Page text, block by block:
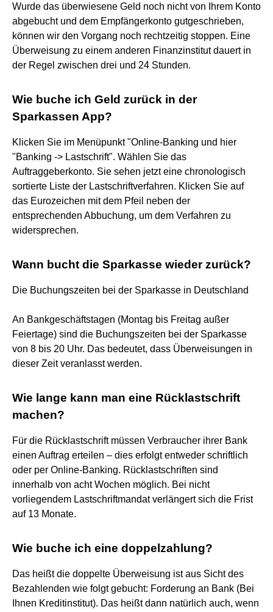
Wurde das überwiesene Geld noch nicht von Ihrem Konto
abgebucht und dem Empfängerkonto gutgeschrieben,
können wir den Vorgang noch rechtzeitig stoppen. Eine
Überweisung zu einem anderen Finanzinstitut dauert in
der Regel zwischen drei und 24 Stunden.
Wie buche ich Geld zurück in der
Sparkassen App?
Klicken Sie im Menüpunkt "Online-Banking und hier
"Banking -> Lastschrift". Wählen Sie das
Auftraggeberkonto. Sie sehen jetzt eine chronologisch
sortierte Liste der Lastschriftverfahren. Klicken Sie auf
das Eurozeichen mit dem Pfeil neben der
entsprechenden Abbuchung, um dem Verfahren zu
widersprechen.
Wann bucht die Sparkasse wieder zurück?
Die Buchungszeiten bei der Sparkasse in Deutschland
An Bankgeschäftstagen (Montag bis Freitag außer
Feiertage) sind die Buchungszeiten bei der Sparkasse
von 8 bis 20 Uhr. Das bedeutet, dass Überweisungen in
dieser Zeit veranlasst werden.
Wie lange kann man eine Rücklastschrift
machen?
Für die Rücklastschrift müssen Verbraucher ihrer Bank
einen Auftrag erteilen – dies erfolgt entweder schriftlich
oder per Online-Banking. Rücklastschriften sind
innerhalb von acht Wochen möglich. Bei nicht
vorliegendem Lastschriftmandat verlängert sich die Frist
auf 13 Monate.
Wie buche ich eine doppelzahlung?
Das heißt die doppelte Überweisung ist aus Sicht des
Bezahlenden wie folgt gebucht: Forderung an Bank (Bei
Ihnen Kreditinstitut). Das heißt dann natürlich auch, wenn